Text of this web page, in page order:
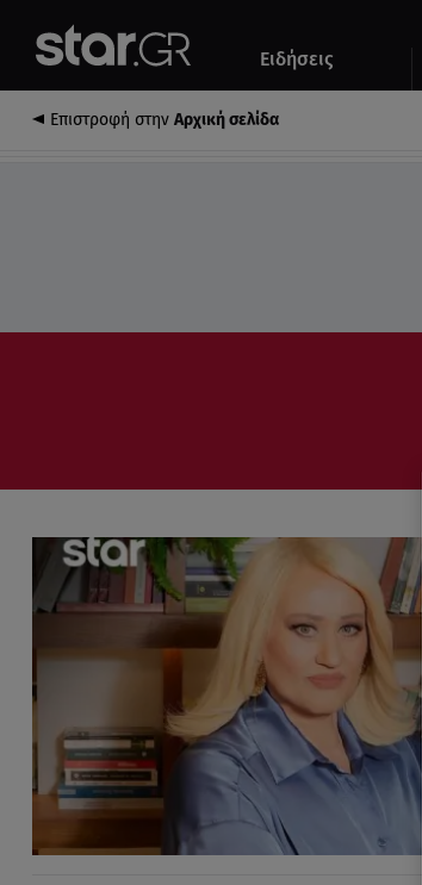
Ειδήσεις
Αυτοκίνητο
Επιστροφή στην Αρχική σελίδα